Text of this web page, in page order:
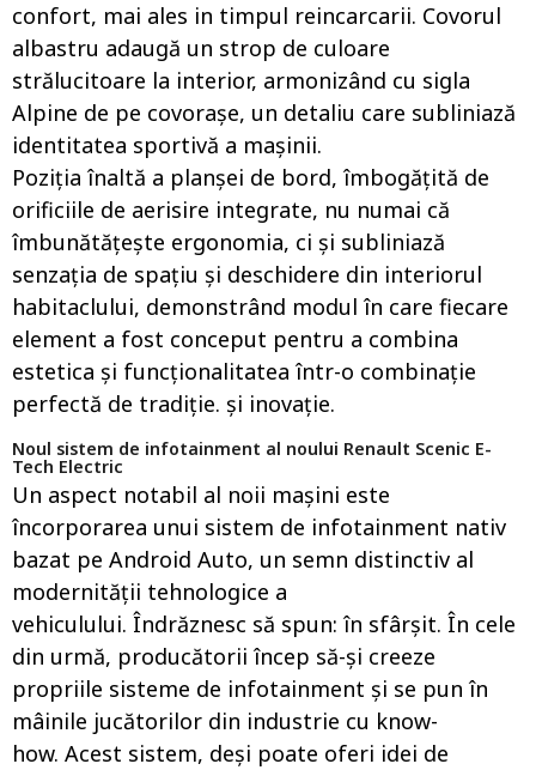
confort, mai ales in timpul reincarcarii. Covorul
albastru adaugă un strop de culoare
strălucitoare la interior, armonizând cu sigla
Alpine de pe covorașe, un detaliu care subliniază
identitatea sportivă a mașinii.
Poziția înaltă a planșei de bord, îmbogățită de
orificiile de aerisire integrate, nu numai că
îmbunătățește ergonomia, ci și subliniază
senzația de spațiu și deschidere din interiorul
habitaclului, demonstrând modul în care fiecare
element a fost conceput pentru a combina
estetica și funcționalitatea într-o combinație
perfectă de tradiție. și inovație.
Noul sistem de infotainment al noului Renault Scenic E-
Tech Electric
Un aspect notabil al noii mașini este
încorporarea unui sistem de infotainment nativ
bazat pe Android Auto, un semn distinctiv al
modernității tehnologice a
vehiculului. Îndrăznesc să spun: în sfârșit. În cele
din urmă, producătorii încep să-și creeze
propriile sisteme de infotainment și se pun în
mâinile jucătorilor din industrie cu know-
how. Acest sistem, deși poate oferi idei de